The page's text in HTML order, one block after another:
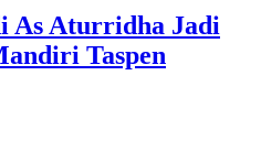
As Aturridha Jadi
Taspen